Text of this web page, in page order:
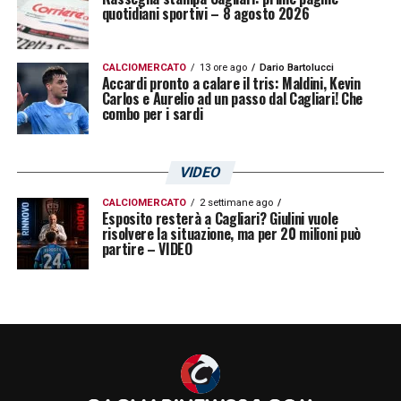
classifica la squadra biancorossa, ma serve
vincere”.».
LA PLAYLIST DELLE NOSTRE TOP NEWS
quotidiani sportivi – 8 agosto 2026
CALCIOMERCATO 13 ore ago Dario Bartolucci
Accardi pronto a calare il tris: Maldini, Kevin
Carlos e Aurelio ad un passo dal Cagliari! Che
combo per i sardi
VIDEO
CALCIOMERCATO 2 settimane ago
Esposito resterà a Cagliari? Giulini vuole
risolvere la situazione, ma per 20 milioni può
partire – VIDEO